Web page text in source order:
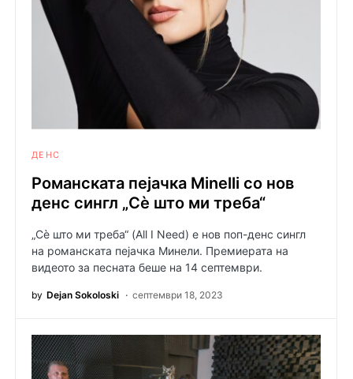
ДЕНС
Романската пејачка Minelli со нов
денс сингл „Сè што ми треба“
„Сè што ми треба“ (All I Need) е нов поп-денс сингл
на романската пејачка Минели. Премиерата на
видеото за песната беше на 14 септември.
by Dejan Sokoloski септември 18, 2023